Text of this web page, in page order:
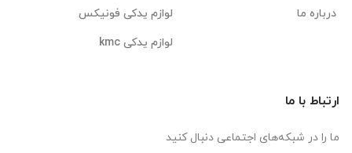
درباره ما
لوازم یدکی فونیکس
لوازم یدکی kmc
ارتباط با ما
ما را در شبکه‌های اجتماعی دنبال کنید